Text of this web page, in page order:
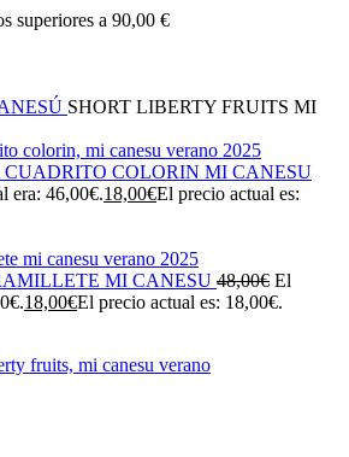
superiores a 90,00 €
SHORT LIBERTY FRUITS MI
COLORIN MI CANESU
era: 46,00€.18,00€El precio actual es:
MI CANESU 48,00€ El
18,00€El precio actual es: 18,00€.